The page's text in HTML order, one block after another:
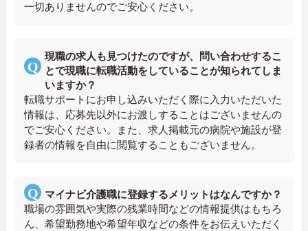
一切ありませんのでご安心ください。
現職の求人も見つけたのですが、問い合わせするこ
とで現職に転職活動をしていることが知られてしま
いますか？
転職サポートにお申し込みいただく際に入力いただいた
情報は、応募先以外にお渡しすることはございませんの
でご安心ください。また、求人掲載元の病院や施設が登
録者の情報を自由に閲覧することもございません。
マイナビ介護職に登録するメリットはなんですか？
職場の雰囲気や実際の残業時間などの情報提供はもちろ
ん、希望勤務地や希望年収などの条件をお伝えいただく